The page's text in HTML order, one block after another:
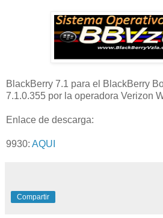
BlackBerry 7.1 para el BlackBerry
7.1.0.355 por la operadora Verizon
Enlace de descarga:
9930: AQUI
Compartir